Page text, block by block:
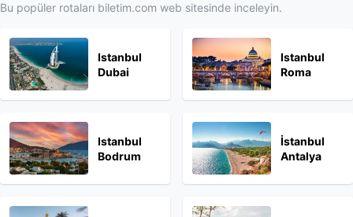
Bu popüler rotaları biletim.com web sitesinde inceleyin.
Istanbul
Dubai
Istanbul
Roma
Istanbul
Bodrum
İstanbul
Antalya